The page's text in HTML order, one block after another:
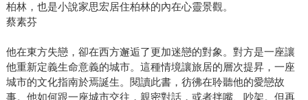
柏林，也是小說家思宏居住柏林的內在心靈景觀。
蔡素芬
他在東方失戀，卻在西方邂逅了更加迷戀的對象。對方是一座讓
他重新定義生命意義的城市。這種情境讓旅居的層次提昇，一座
城市的文化指南於焉誕生。閱讀此書，彷彿在聆聽他的愛戀故
事。他如何跟一座城市交往，親密對話，或者拌嘴、吵架。但再